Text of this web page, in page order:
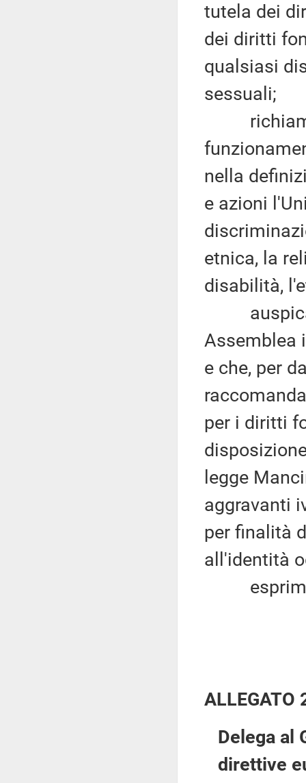
tutela dei
dei diritti
qualsiasi
sessuali;
nella
e azioni
etnica, la
disabilità,
Assemblea
e che, per
per i diritti
legge
aggravanti
per finalità
all'identità
ALLEGATO
Delega al
direttive